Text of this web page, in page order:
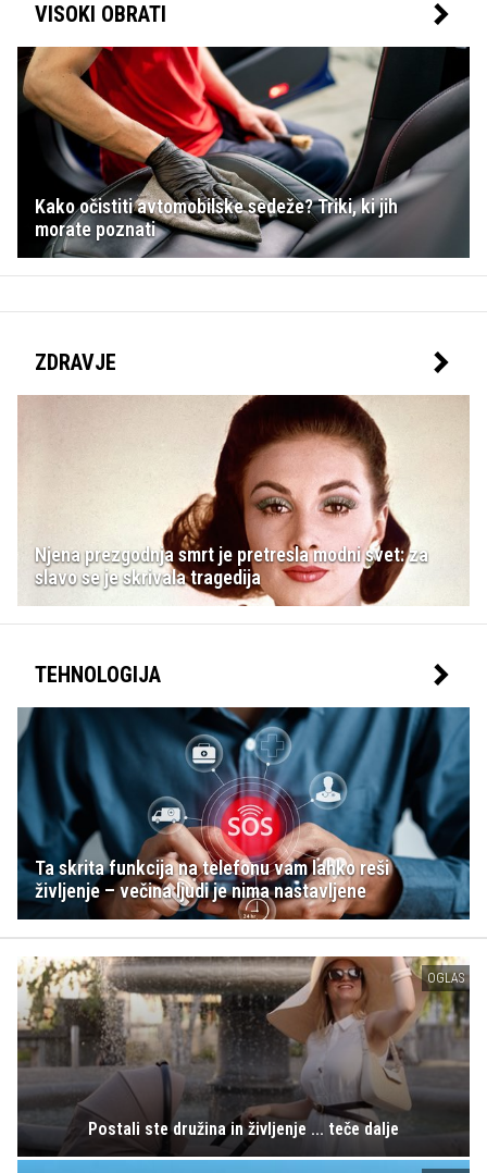
VISOKI OBRATI
Kako očistiti avtomobilske sedeže? Triki, ki jih
morate poznati
ZDRAVJE
Njena prezgodnja smrt je pretresla modni svet: za
slavo se je skrivala tragedija
TEHNOLOGIJA
Ta skrita funkcija na telefonu vam lahko reši
življenje – večina ljudi je nima nastavljene
OGLAS
Postali ste družina in življenje ... teče dalje